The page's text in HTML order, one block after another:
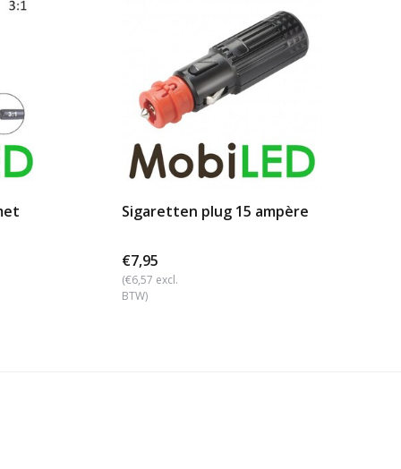
Sigaretten plug 15 ampère
€7,95
(€6,57 excl.
BTW)